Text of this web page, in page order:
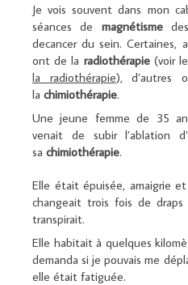
Je vois souvent dans mon
séances de magnétisme
decancer du sein. Certaines,
ont de la radiothérapie(voir
la radiothérapie), d’autres
la chimiothérapie.
Une jeune femme de 35
venait de subir l’ablation
sa chimiothérapie.
Elle était épuisée, amaigrie
changeait trois fois de
transpirait.
Elle habitait à quelques
demanda si je pouvais me
elle était fatiguée.